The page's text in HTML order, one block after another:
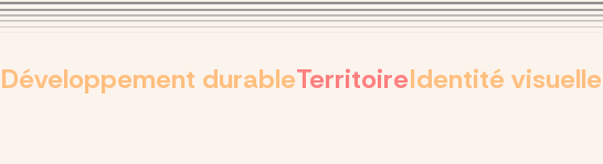
Développement durableTerritoireIdentité visuelle